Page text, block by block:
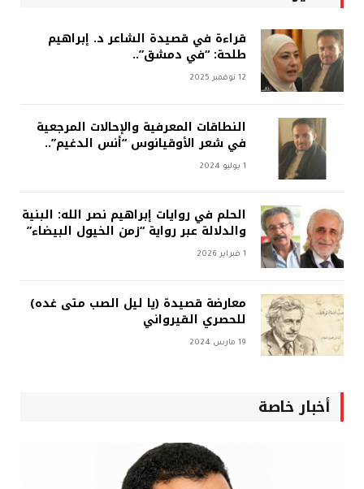
قراءة في قصيدة الشاعر د. إبراهيم
طلحة: “في دمشق”..
12 نوفمبر 2025
النطاقات المعرفية والإحالات المرجعية
في شعر الأوقيانوس “أنس الدغيم”..
1 يوليو 2024
الحلم في روايات إبراهيم نصر الله: البنية
والدلالة عبر رواية “زمن الخيول البيضاء”
1 فبراير 2026
معارضة قصيدة (يا ليل الصب متى غده)
للحصري القيرواني
19 مارس 2024
أخبار خاصة